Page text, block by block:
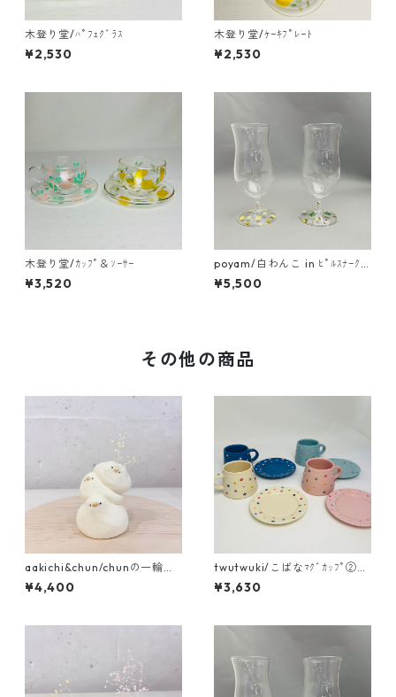
木登り堂/ﾊﾟﾌｪｸﾞﾗｽ
¥2,530
木登り堂/ｹｰｷﾌﾟﾚｰﾄ
¥2,530
木登り堂/ｶｯﾌﾟ＆ｿｰｻｰ
¥3,520
poyam/白わんこ in ﾋﾟﾙｽﾅｰｸﾞ
ﾗｽ
¥5,500
その他の商品
aakichi&chun/chunの一輪挿
し 3連のchun
¥4,400
twutwuki/こばなﾏｸﾞｶｯﾌﾟ②ネ
イビー・ライトブルー
¥3,630